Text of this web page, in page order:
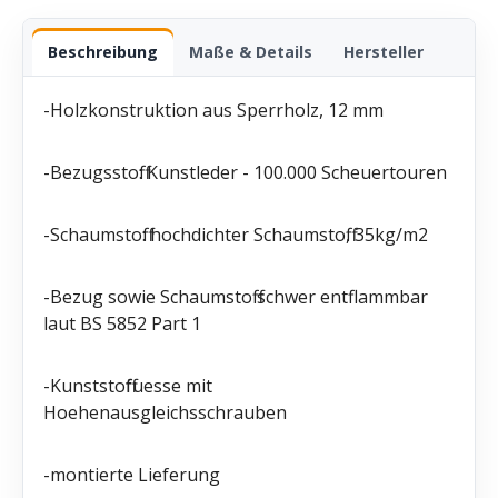
Beschreibung Maße & Details Hersteller
-Holzkonstruktion aus Sperrholz, 12 mm
-Bezugsstoff: Kunstleder - 100.000 Scheuertouren
-Schaumstoff: hochdichter Schaumstoff, 35kg/m2
-Bezug sowie Schaumstoff schwer entflammbar
laut BS 5852 Part 1
-Kunststofffuesse mit
Hoehenausgleichsschrauben
-montierte Lieferung